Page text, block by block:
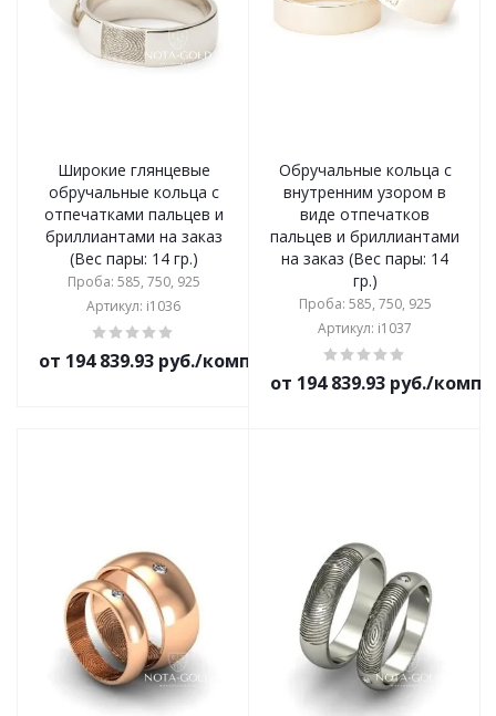
Широкие глянцевые
обручальные кольца с
отпечатками пальцев и
бриллиантами на заказ
(Вес пары: 14 гр.)
Проба: 585, 750, 925
Артикул: i1036
от 194 839.93 руб./комплект
Обручальные кольца с
внутренним узором в
виде отпечатков
пальцев и бриллиантами
на заказ (Вес пары: 14
гр.)
Проба: 585, 750, 925
Артикул: i1037
от 194 839.93 руб./